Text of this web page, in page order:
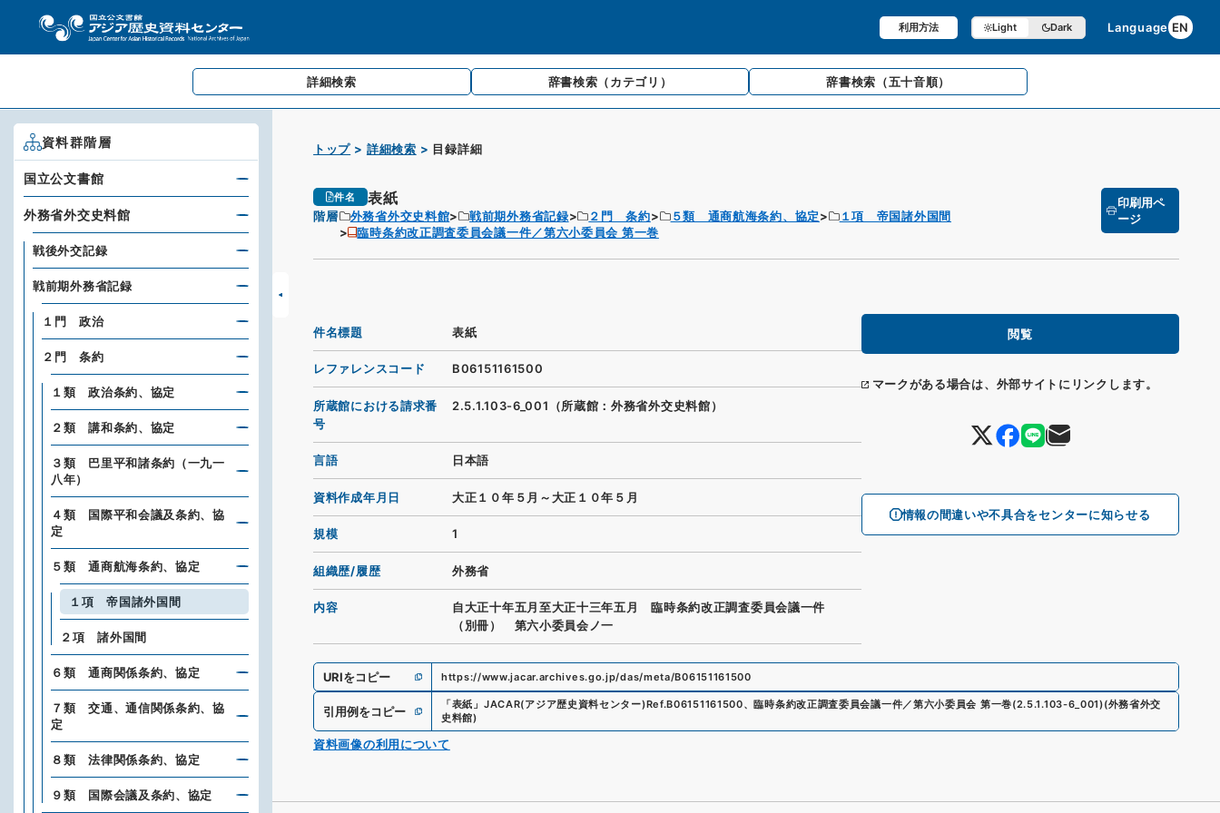
利用方法 Light Dark Language EN
詳細検索 辞書検索 （カテゴリ） 辞書検索 （五十音順）
トップ 詳細検索 目録詳細
件名 表紙
階層 外務省外交史料館 戦前期外務省記録 ２門 条約 ５類 通商航海条約、協定
１項 帝国諸外国間
臨時条約改正調査委員会議一件／第六小委員会 第一巻
印刷用ペ
ージ
閲覧
マークがある場合は、外部サイトにリンクします。
情報の間違いや不具合をセンターに知らせる
件名標題 表紙
レファレンスコード B06151161500
所蔵館における請求番
号
2.5.1.103-6_001（所蔵館：外務省外交史料館）
言語 日本語
資料作成年月日 大正１０年５月～大正１０年５月
規模 1
組織歴/履歴 外務省
内容
自大正十年五月至大正十三年五月 臨時条約改正調査委員会議一件
（別冊） 第六小委員会ノ一
URIをコピー https://www.jacar.archives.go.jp/das/meta/B06151161500
引用例をコピー 「表紙 」 JACAR(アジア歴史資料センター)Ref.B06151161500、臨時条約改正調査委員会議一件／第六小委員会 第一巻(2.5.1.103-6_001)(外務省外交
史料館)
資料画像の利用について
資料群階層
国立公文書館
外務省外交史料館
戦後外交記録
戦前期外務省記録
１門 政治
２門 条約
１類 政治条約、協定
２類 講和条約、協定
３類 巴里平和諸条約（一九一
八年）
４類 国際平和会議及条約、協
定
５類 通商航海条約、協定
１項 帝国諸外国間
２項 諸外国間
６類 通商関係条約、協定
７類 交通、通信関係条約、協
定
８類 法律関係条約、協定
９類 国際会議及条約、協定